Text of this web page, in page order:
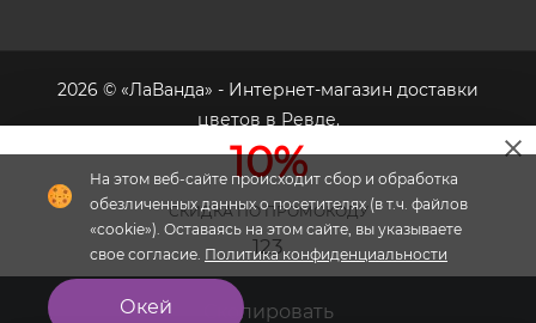
10%
СКИДКА ПО ПРОМОКОДУ
123
Скопировать
На этом веб-сайте происходит сбор и обработка
обезличенных данных о посетителях (в т.ч. файлов
«cookie»). Оставаясь на этом сайте, вы указываете
свое согласие. Политика конфиденциальности
Окей
2026 © «ЛаВанда» - Интернет-магазин доставки
цветов в Ревде.
- комплексное продвижение цветочного
бизнеса